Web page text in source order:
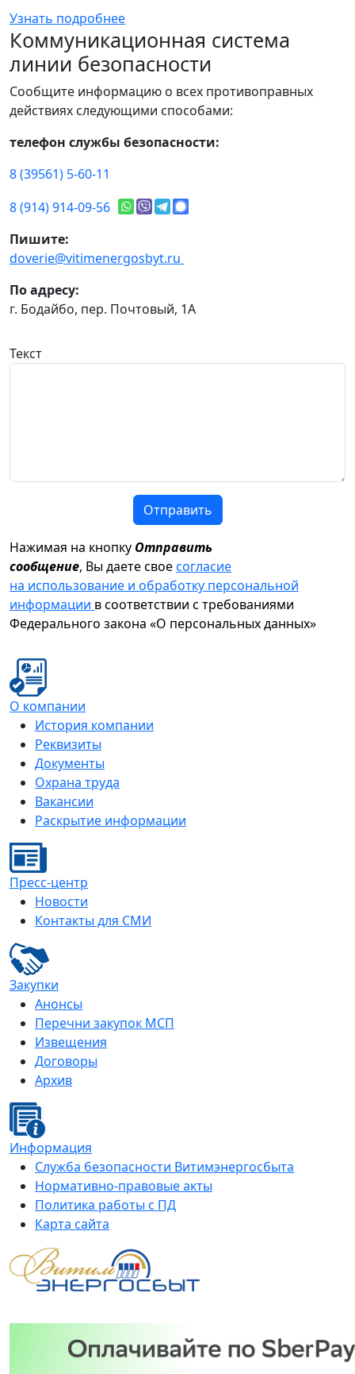
Узнать подробнее
Коммуникационная система
линии безопасности
Сообщите информацию о всех противоправных
действиях следующими способами:
телефон службы безопасности:
8 (39561) 5-60-11
8 (914) 914-09-56
Пишите:
doverie@vitimenergosbyt.ru
По адресу:
г. Бодайбо, пер. Почтовый, 1А
Текст
Отправить
Нажимая на кнопку Отправить
сообщение, Вы даете своесогласие
на использование и обработку персональной
информации в соответствии с требованиями
Федерального закона «О персональных данных»
О компании
История компании
Реквизиты
Документы
Охрана труда
Вакансии
Раскрытие информации
Пресс-центр
Новости
Контакты для СМИ
Закупки
Анонсы
Перечни закупок МСП
Извещения
Договоры
Архив
Информация
Служба безопасности Витимэнергосбыта
Нормативно-правовые акты
Политика работы с ПД
Карта сайта